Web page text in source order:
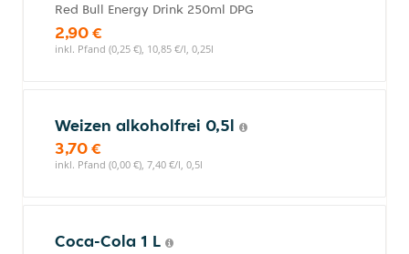
Red Bull Energy Drink 250ml DPG
2,90 €
inkl. Pfand (0,25 €), 10,85 €/l, 0,25l
Weizen alkoholfrei 0,5l
3,70 €
inkl. Pfand (0,00 €), 7,40 €/l, 0,5l
Coca-Cola 1 L